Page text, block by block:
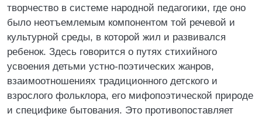
творчество в системе народной педагогики, где оно
было неотъемлемым компонентом той речевой и
культурной среды, в которой жил и развивался
ребенок. Здесь говорится о путях стихийного
усвоения детьми устно-поэтических жанров,
взаимоотношениях традиционного детского и
взрослого фольклора, его мифопоэтической природе
и специфике бытования. Это противопоставляет